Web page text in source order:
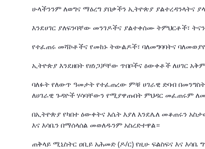
ሁላችንንም ለወግና ማዕረግ ያበቃችን ኢትዮጵያ ያልተረዳንላትና
እንደሀገር ያለፍንባቸው መንገዶችና ያልተቀሰሙ ትምህርቶች፣
የተፈጠሩ መሻኮቶችና የመከኑ ትውልዶች፣ ባለመግባባትና
ኢትዮጵያ እንደዘበት የዘነጋቻቸው ጥበቦችና ዕውቀቶች ለሀገር
ባለፉት የለውጥ ዓመታት የተፈጠረው ምቹ ሀገራዊ ድባብ
ለሀገራዊ ጉዳዮች ሃሳባቸውን የሚያዋጡበት ምህዳር መፈጠሩም
በኢትዮጵያ የካበተ ዕውቀትና እሴት እያለ እንደሌለ መቆጠሩን
እና እሳቤን በማሰላሰል መወለዱንም አስረድተዋል።
ጠቅላይ ሚኒስትር ዐቢይ አሕመድ (ዶ/ር) የዚሁ ፍልስፍና እና